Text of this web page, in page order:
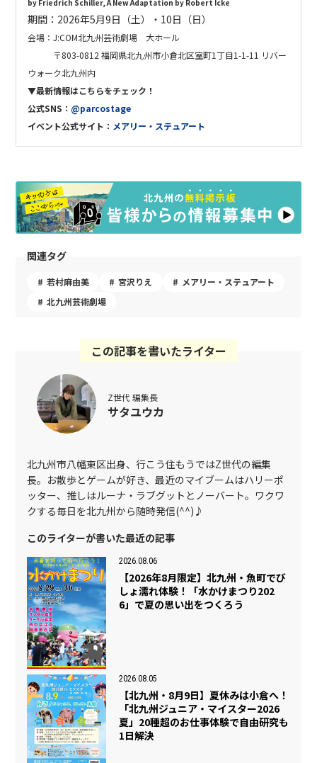
by Friedrich Schiller, A New Adaptation by Robert Icke
期間： 2026年5月9日（土）・10日（日）
会場：J:COM北九州芸術劇場 大ホール
〒803-0812 福岡県北九州市小倉北区室町1丁目1-1-11 リバー
ウォーク北九州内
▼最新情報はこちらをチェック！
公式SNS： @parcostage
イベント公式サイト： メアリー・ステュアート
関連タグ
若村麻由美 宮沢りえ
メアリー・ステュアート
北九州芸術劇場
この記事を書いたライター
Z世代 編集長
サタユウカ
北九州市八幡東区出身、行こう住もうではZ世代の編集
長。お散歩とゲームが好き、最近のマイブームはハリーポ
ッター、推しはルーナ・ラブグットとノーバート。ワクワ
クする毎日を北九州から随時発信(^^)♪
このライターが書いた最近の記事
2026.08.06
【2026年8月限定】北九州・魚町でび
しょ濡れ体験！「水かけまつり202
6」で夏の思い出をつくろう
2026.08.05
【北九州・8月9日】夏休みは小倉へ！
「北九州ジュニア・マイスター2026
夏」20種超のお仕事体験で自由研究も
1日解決